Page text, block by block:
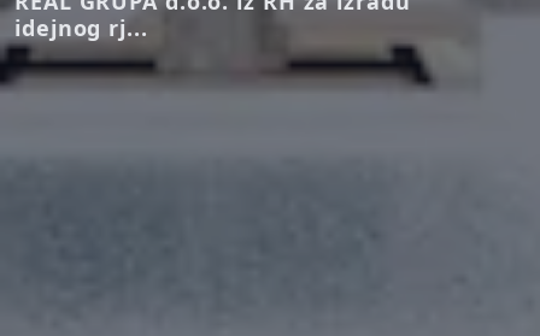
idejnog rj...